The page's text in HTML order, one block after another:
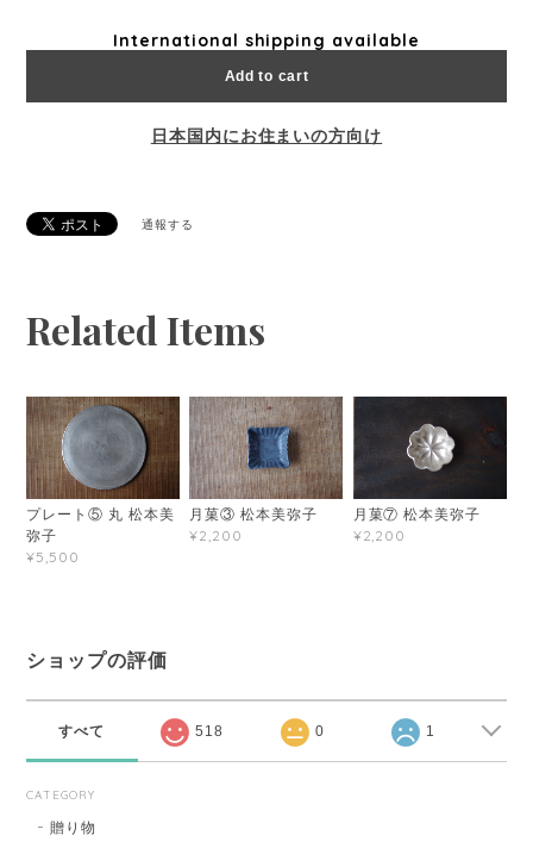
International shipping available
Add to cart
日本国内にお住まいの方向け
通報する
Related Items
プレート⑤ 丸 松本美
弥子
¥5,500
月菓③ 松本美弥子
¥2,200
月菓⑦ 松本美弥子
¥2,200
ショップの評価
すべて 518 0 1
CATEGORY
贈り物